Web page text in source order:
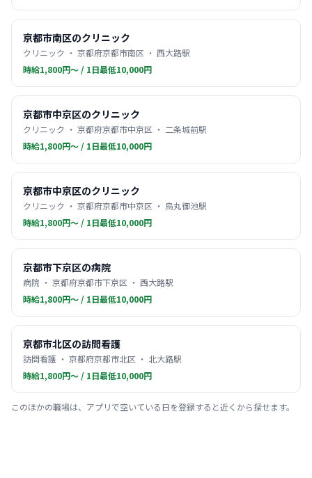
京都市南区のクリニック
クリニック ・ 京都府京都市南区 ・ 西大路駅
時給1,800円〜 / 1日最低10,000円
京都市中京区のクリニック
クリニック ・ 京都府京都市中京区 ・ 二条城前駅
時給1,800円〜 / 1日最低10,000円
京都市中京区のクリニック
クリニック ・ 京都府京都市中京区 ・ 烏丸御池駅
時給1,800円〜 / 1日最低10,000円
京都市下京区の病院
病院 ・ 京都府京都市下京区 ・ 西大路駅
時給1,800円〜 / 1日最低10,000円
京都市北区の訪問看護
訪問看護 ・ 京都府京都市北区 ・ 北大路駅
時給1,800円〜 / 1日最低10,000円
このほかの職場は、アプリで空いている日を登録すると近くから探せます。